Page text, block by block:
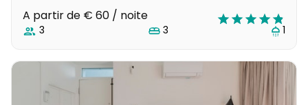
A partir de € 60 / noite
3 3 1